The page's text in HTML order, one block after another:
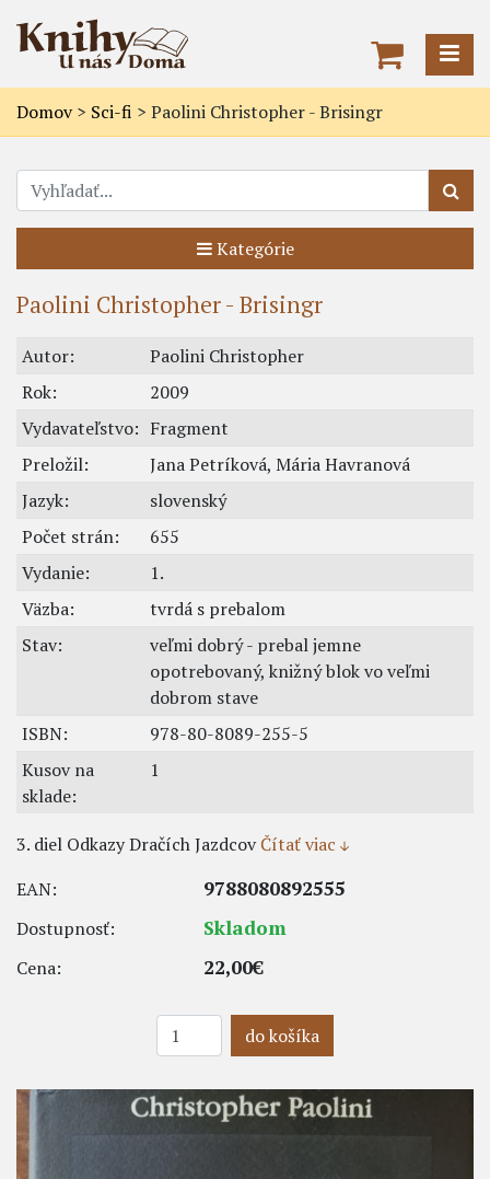
Domov> Sci-fi > Paolini Christopher - Brisingr
Kategórie
Paolini Christopher - Brisingr
Autor:
Paolini Christopher
Rok:
2009
Vydavateľstvo: Fragment
Preložil:
Jana Petríková, Mária Havranová
Jazyk:
slovenský
Počet strán:
655
Vydanie:
1.
Väzba:
tvrdá s prebalom
Stav:
veľmi dobrý - prebal jemne
opotrebovaný, knižný blok vo veľmi
dobrom stave
ISBN:
978-80-8089-255-5
Kusov na
sklade:
1
3. diel Odkazy Dračích JazdcovČítať viac
EAN:
9788080892555
Dostupnosť: Skladom
Cena: 22,00€
do košíka